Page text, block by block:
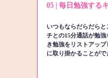
05 | 毎日勉強する
いつもならだらだら
チとの15分通話が勉
き勉強をリストアッ
に取り掛かることがで